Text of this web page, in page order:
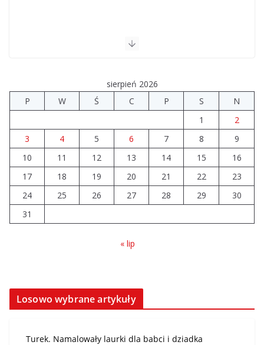
sierpień 2026
P
W Ś C P S
N
1
2
3
4 5 6 7 8
9
10
11 12 13 14 15
16
17
18 19 20 21 22
23
24
25 26 27 28 29
30
31
« lip
Losowo wybrane artykuły
Turek. Namalowały laurki dla babci i dziadka